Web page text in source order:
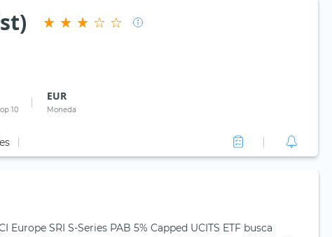
10
EUR
Moneda
Europe SRI S-Series PAB 5% Capped UCITS ETF busca